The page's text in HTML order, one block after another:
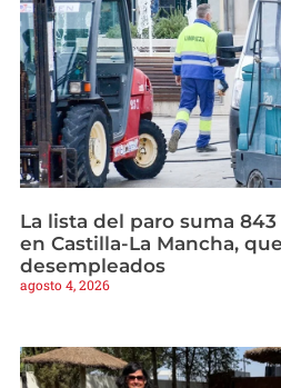
La lista del paro suma
en Castilla-La Mancha,
desempleados
agosto 4, 2026